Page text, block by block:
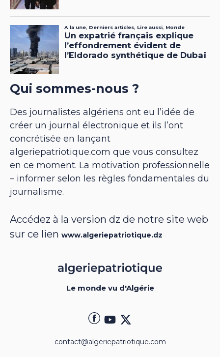
Qui sommes-nous ?
Des journalistes algériens ont eu l’idée de
créer un journal électronique et ils l’ont
concrétisée en lançant
algeriepatriotique.com que vous consultez
en ce moment. La motivation professionnelle
– informer selon les règles fondamentales du
journalisme.
Accédez à la version dz de notre site web
sur ce lien www.algeriepatriotique.dz
Le monde vu d'Algérie
contact@algeriepatriotique.com